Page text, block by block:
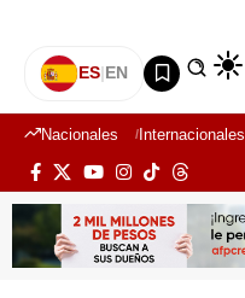
ES|EN
Nacionales Internacionales